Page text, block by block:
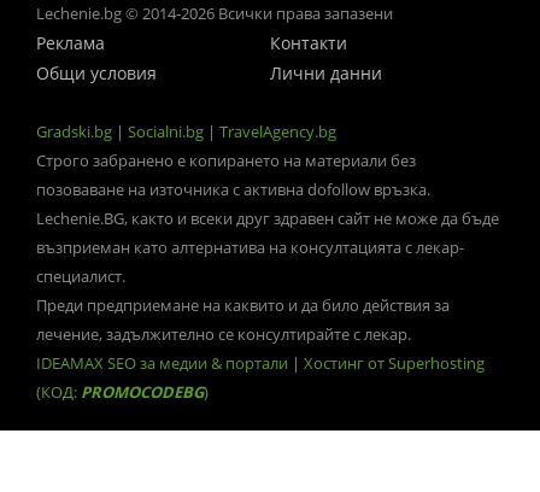
Lechenie.bg © 2014-2026 Всички права запазени
Реклама
Контакти
Общи условия
Лични данни
Gradski.bg | Socialni.bg | TravelAgency.bg
Строго забранено е копирането на материали без
позоваване на източника с активна dofollow връзка.
Lechenie.BG, както и всеки друг здравен сайт не може да бъде
възприеман като алтернатива на консултацията с лекар-
специалист.
Преди предприемане на каквито и да било действия за
лечение, задължително се консултирайте с лекар.
IDEAMAX SEO за медии & портали | Хостинг от Superhosting
(КОД: PROMOCODEBG)